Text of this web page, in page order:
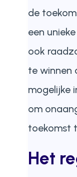
de
een
ook
te winnen
mogelijke
om
toekomst
Het